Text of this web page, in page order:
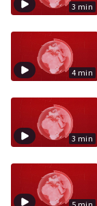
3 min
4 min
3 min